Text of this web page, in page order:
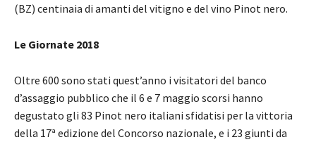
(BZ) centinaia di amanti del vitigno e del vino Pinot nero.
Le Giornate 2018
Oltre 600 sono stati quest’anno i visitatori del banco
d’assaggio pubblico che il 6 e 7 maggio scorsi hanno
degustato gli 83 Pinot nero italiani sfidatisi per la vittoria
della 17ª edizione del Concorso nazionale, e i 23 giunti da